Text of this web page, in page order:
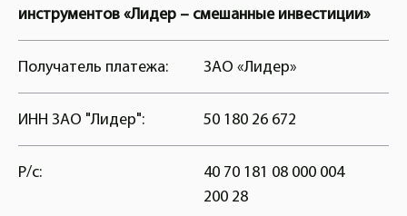
инструментов «Лидер – смешанные инвестиции»
Получатель платежа: ЗАО «Лидер»
ИНН ЗАО "Лидер": 50 180 26 672
Р/с:
40 70 181 08 000 004
200 28